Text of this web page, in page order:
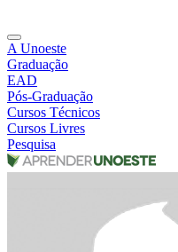
A Unoeste
Graduação
EAD
Pós-Graduação
Cursos Técnicos
Cursos Livres
Pesquisa